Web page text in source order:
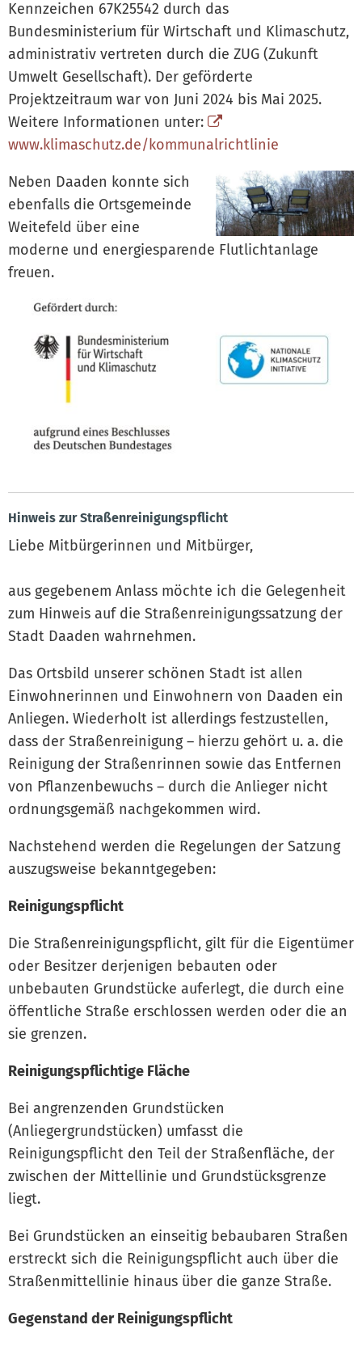
Kennzeichen 67K25542 durch das
Bundesministerium für Wirtschaft und Klimaschutz,
administrativ vertreten durch die ZUG (Zukunft
Umwelt Gesellschaft). Der geförderte
Projektzeitraum war von Juni 2024 bis Mai 2025.
Weitere Informationen unter:
www.klimaschutz.de/kommunalrichtlinie
Neben Daaden konnte sich
ebenfalls die Ortsgemeinde
Weitefeld über eine
moderne und energiesparende Flutlichtanlage
freuen.
Hinweis zur Straßenreinigungspflicht
Liebe Mitbürgerinnen und Mitbürger,
aus gegebenem Anlass möchte ich die Gelegenheit
zum Hinweis auf die Straßenreinigungssatzung der
Stadt Daaden wahrnehmen.
Das Ortsbild unserer schönen Stadt ist allen
Einwohnerinnen und Einwohnern von Daaden ein
Anliegen. Wiederholt ist allerdings festzustellen,
dass der Straßenreinigung – hierzu gehört u. a. die
Reinigung der Straßenrinnen sowie das Entfernen
von Pflanzenbewuchs – durch die Anlieger nicht
ordnungsgemäß nachgekommen wird.
Nachstehend werden die Regelungen der Satzung
auszugsweise bekanntgegeben:
Reinigungspflicht
Die Straßenreinigungspflicht, gilt für die Eigentümer
oder Besitzer derjenigen bebauten oder
unbebauten Grundstücke auferlegt, die durch eine
öffentliche Straße erschlossen werden oder die an
sie grenzen.
Reinigungspflichtige Fläche
Bei angrenzenden Grundstücken
(Anliegergrundstücken) umfasst die
Reinigungspflicht den Teil der Straßenfläche, der
zwischen der Mittellinie und Grundstücksgrenze
liegt.
Bei Grundstücken an einseitig bebaubaren Straßen
erstreckt sich die Reinigungspflicht auch über die
Straßenmittellinie hinaus über die ganze Straße.
Gegenstand der Reinigungspflicht